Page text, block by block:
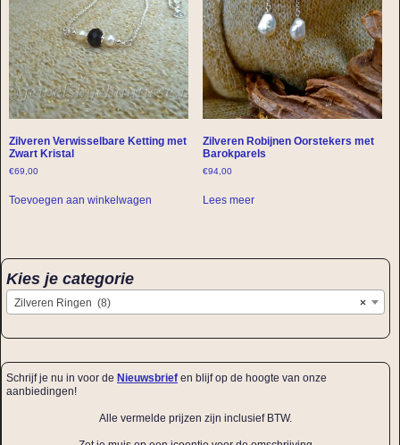
Zilveren Verwisselbare Ketting met
Zwart Kristal
€69,00
Toevoegen aan winkelwagen
Zilveren Robijnen Oorstekers met
Barokparels
€94,00
Lees meer
Kies je categorie
×
Zilveren Ringen (8)
Schrijf je nu in voor de Nieuwsbrief en blijf op de hoogte van onze
aanbiedingen!
Alle vermelde prijzen zijn inclusief BTW.